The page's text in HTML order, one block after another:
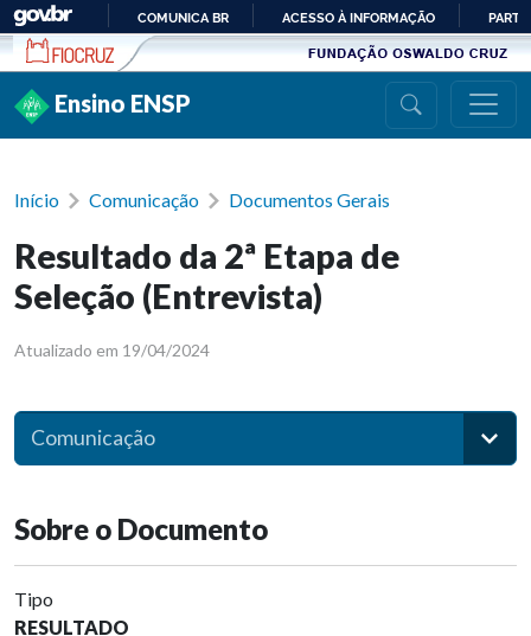
Ir para conteúdo
PARA
COMUNICA BR ACESSO À INFORMAÇÃO
Ensino ENSP
Início Comunicação Documentos Gerais
Resultado da 2ª Etapa de
Seleção (Entrevista)
Atualizado em 19/04/2024
Comunicação
Sobre o Documento
Tipo
RESULTADO